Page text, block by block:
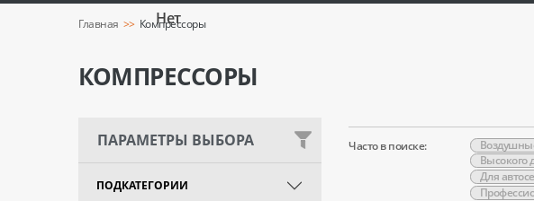
Нет
Главная Компрессоры
КОМПРЕССОРЫ
ПАРАМЕТРЫ ВЫБОРА
ПОДКАТЕГОРИИ
Часто в поиске:
Высокого
Для